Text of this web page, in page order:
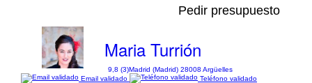
Pedir presupuesto
Maria Turrión
9,8 (3)Madrid (Madrid) 28008 Argüelles
Email validado
Teléfono validado